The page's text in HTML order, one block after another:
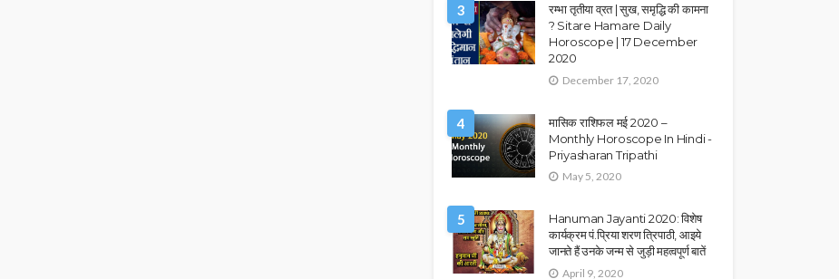
3
रम्भा तृतीया व्रत | सुख, समृद्धि की कामना
? Sitare Hamare Daily
Horoscope | 17 December
2020
December 17, 2020
4
मासिक राशिफल मई 2020 –
Monthly Horoscope In Hindi -
Priyasharan Tripathi
May 5, 2020
5
Hanuman Jayanti 2020: विशेष
कार्यक्रम पं.प्रिया शरण त्रिपाठी, आइये
जानते हैं उनके जन्म से जुड़ी महत्वपूर्ण बातें
April 9, 2020